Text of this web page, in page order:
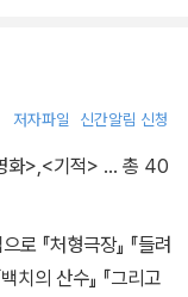
저자파일 신간알림 신청
화> <기적> … 총 40
『처형극장』 『들려
백치의 산수』 『그리고